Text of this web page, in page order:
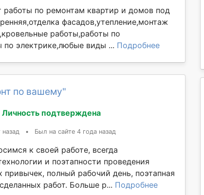
работы по ремонтам квартир и домов под
фасадов,утепление,монтаж
работы,работы по
по электрике,любые виды ... Подробнее
по вашему"
Личность подтверждена
• Был на сайте 4 года назад
к своей работе, всегда
и поэтапности проведения
привычек, полный рабочий день, поэтапная
работ. Больше р... Подробнее